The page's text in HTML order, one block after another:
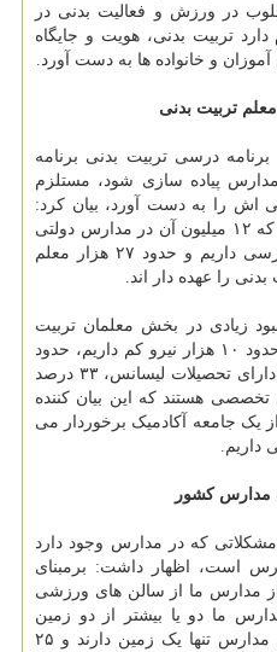
در ورزش و فعالیت بدنی در
تربیت بدنی، هویت و جایگاه
و خانواده ها به دست آورد.
درسی تربیت بدنی برنامه
پیاده سازی شود، مستلزم
را به دست آورد، بیان کرد:
الان ۱۴ میلیون دانش آموز داریم که ۱۲ میلیون آن در مدارس دولتی
هستند، حدود ۶۰۰ هزار کلاس درسی داریم و حدود ۲۷ هزار معلم
را عهده دار اند.
زیادی در بخش معلمان تربیت
بدنی نداریم اما در دوره ابتدایی حدود ۱۰ هزار نیرو کم داریم، حدود
۶۰ درصد از معلمان تربیت بدنی دارای تحصیلات لیسانس، ۳۳ درصد
هستند که این بیان کننده
یک جامعه آکادمیک برخوردار می
داریم.
مدارس کشور
مشکلاتی که در مدارس وجود دارد
است، اظهار داشت: برمبنای
حدود ۱۱ درصد از مدارس ما از سالن های ورزشی
۲۶ درصد مدارس ما دو یا بیشتر از دو زمین
ورزشی (روباز) دارند، ۳۶ درصد مدارس تنها یک زمین دارند و ۲۵